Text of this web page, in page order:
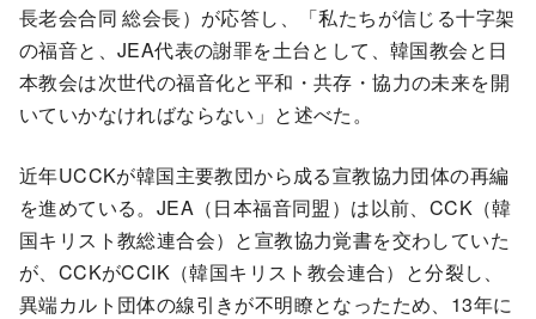
長老会合同 総会長）が応答し、「私たちが信じる十字架
の福音と、JEA代表の謝罪を土台として、韓国教会と日
本教会は次世代の福音化と平和・共存・協力の未来を開
いていかなければならない」と述べた。
近年UCCKが韓国主要教団から成る宣教協力団体の再編
を進めている。JEA（日本福音同盟）は以前、CCK（韓
国キリスト教総連合会）と宣教協力覚書を交わしていた
が、CCKがCCIK（韓国キリスト教会連合）と分裂し、
異端カルト団体の線引きが不明瞭となったため、13年に